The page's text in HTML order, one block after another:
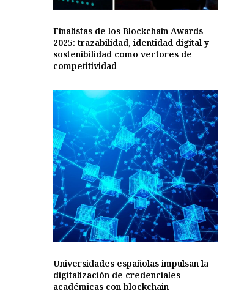
Finalistas de los Blockchain Awards
2025: trazabilidad, identidad digital y
sostenibilidad como vectores de
competitividad
Universidades españolas impulsan la
digitalización de credenciales
académicas con blockchain